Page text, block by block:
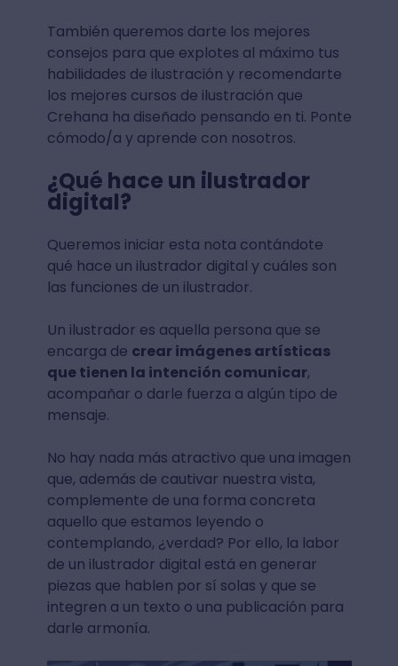
También queremos darte los mejores
consejos para que explotes al máximo tus
habilidades de ilustración y recomendarte
los mejores cursos de ilustración que
Crehana ha diseñado pensando en ti. Ponte
cómodo/a y aprende con nosotros.
¿Qué hace un ilustrador
digital?
Queremos iniciar esta nota contándote
qué hace un ilustrador digital y cuáles son
las funciones de un ilustrador.
Un ilustrador es aquella persona que se
encarga de crear imágenes artísticas
que tienen la intención comunicar,
acompañar o darle fuerza a algún tipo de
mensaje.
No hay nada más atractivo que una imagen
que, además de cautivar nuestra vista,
complemente de una forma concreta
aquello que estamos leyendo o
contemplando, ¿verdad? Por ello, la labor
de un ilustrador digital está en generar
piezas que hablen por sí solas y que se
integren a un texto o una publicación para
darle armonía.